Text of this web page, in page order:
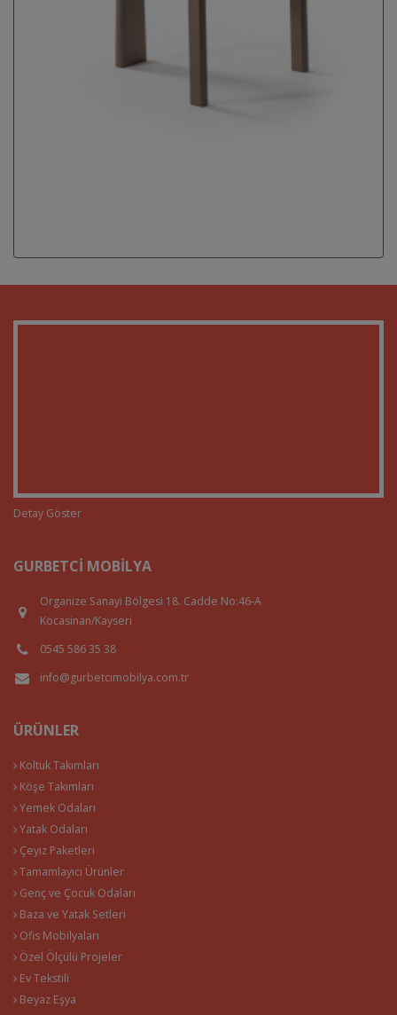
Detay Göster
GURBETCI MOBILYA
Organize Sanayi Bölgesi 18. Cadde No:46-A
Kocasinan/Kayseri
0545 586 35 38
info@gurbetcimobilya.com.tr
ÜRÜNLER
Koltuk Takımları
Köşe Takımları
Yemek Odaları
Yatak Odaları
Çeyiz Paketleri
Tamamlayıcı Ürünler
Genç ve Çocuk Odaları
Baza ve Yatak Setleri
Ofis Mobilyaları
Özel Ölçülü Projeler
Ev Tekstili
Beyaz Eşya